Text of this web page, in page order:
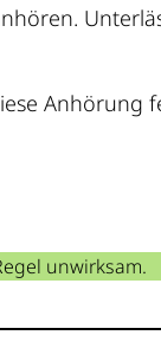
Anhörung
unwirksam.